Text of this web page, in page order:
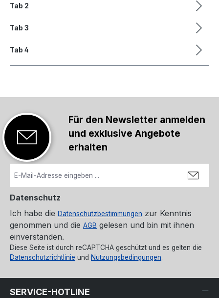
Tab 2
Tab 3
Tab 4
Für den Newsletter anmelden
und exklusive Angebote
erhalten
Datenschutz
Ich habe die Datenschutzbestimmungen zur Kenntnis
genommen und die AGB gelesen und bin mit ihnen
einverstanden.
Diese Seite ist durch reCAPTCHA geschützt und es gelten die
Datenschutzrichtlinie und Nutzungsbedingungen.
SERVICE-HOTLINE